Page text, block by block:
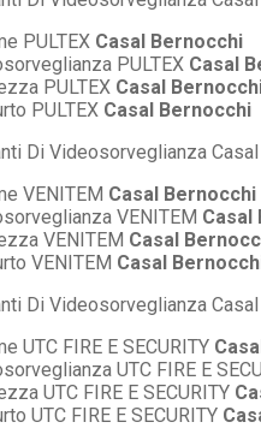
PULTEX Casal Bernocchi
PULTEX Casal
PULTEX Casal
PULTEX Casal Bernocchi
VENITEM Casal Bernocchi
VENITEM Casal
VENITEM Casal
VENITEM Casal
UTC FIRE E SECURITY
UTC FIRE E
UTC FIRE E SECURITY
UTC FIRE E SECURITY